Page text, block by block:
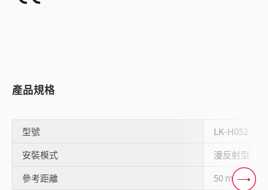
產品規格
型號
LK-H052
安裝模式
漫反射型
參考距離
50 mm